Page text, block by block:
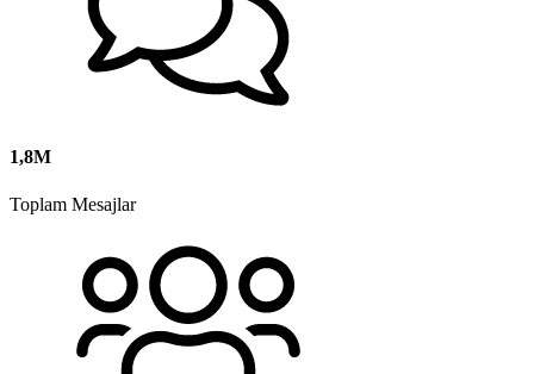
1,8M
Toplam Mesajlar